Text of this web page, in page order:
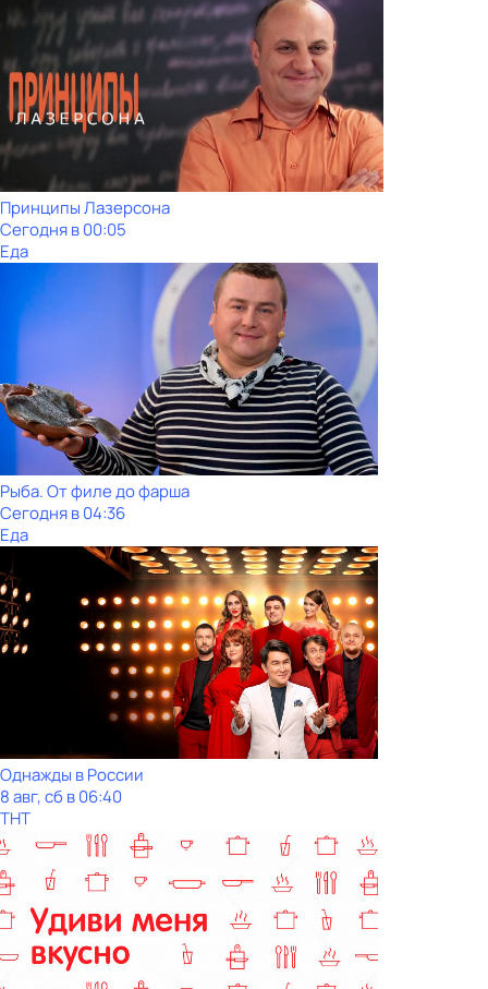
Принципы Лазерсона
Сегодня в 00:05
Еда
Рыба. От филе до фарша
Сегодня в 04:36
Еда
Однажды в России
8 авг, сб в 06:40
ТНТ